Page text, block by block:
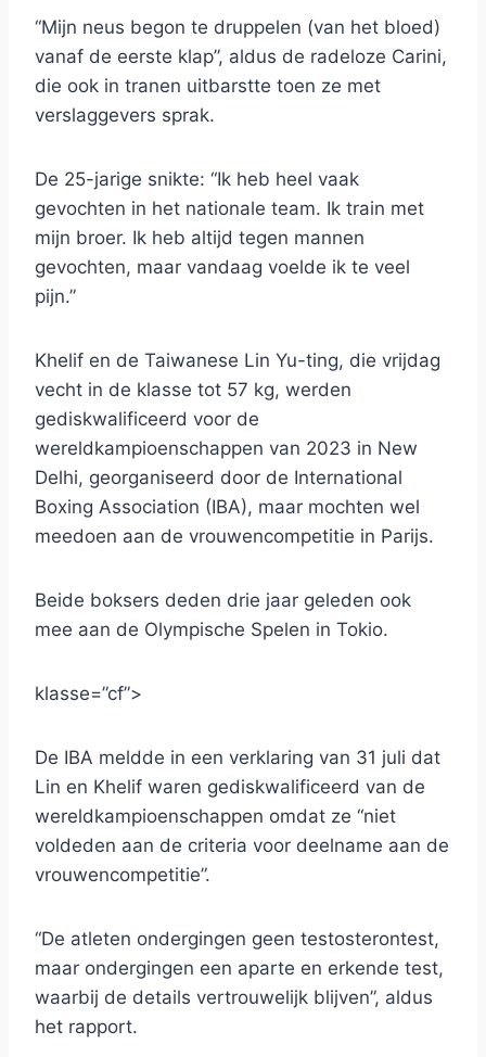
“Mijn neus begon te druppelen (van het bloed)
vanaf de eerste klap”, aldus de radeloze Carini,
die ook in tranen uitbarstte toen ze met
verslaggevers sprak.
De 25-jarige snikte: “Ik heb heel vaak
gevochten in het nationale team. Ik train met
mijn broer. Ik heb altijd tegen mannen
gevochten, maar vandaag voelde ik te veel
pijn.”
Khelif en de Taiwanese Lin Yu-ting, die vrijdag
vecht in de klasse tot 57 kg, werden
gediskwalificeerd voor de
wereldkampioenschappen van 2023 in New
Delhi, georganiseerd door de International
Boxing Association (IBA), maar mochten wel
meedoen aan de vrouwencompetitie in Parijs.
Beide boksers deden drie jaar geleden ook
mee aan de Olympische Spelen in Tokio.
klasse=”cf”>
De IBA meldde in een verklaring van 31 juli dat
Lin en Khelif waren gediskwalificeerd van de
wereldkampioenschappen omdat ze “niet
voldeden aan de criteria voor deelname aan de
vrouwencompetitie”.
“De atleten ondergingen geen testosterontest,
maar ondergingen een aparte en erkende test,
waarbij de details vertrouwelijk blijven”, aldus
het rapport.